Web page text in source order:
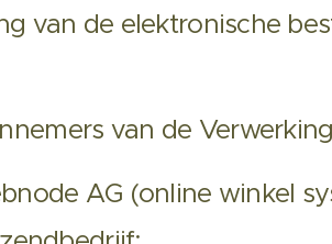
van de elektronische
van de
AG (online winkel